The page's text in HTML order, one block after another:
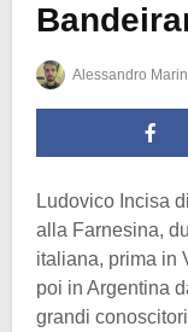
Alessandro
Ludovico Incisa
alla Farnesina,
italiana, prima in
poi in Argentina
grandi